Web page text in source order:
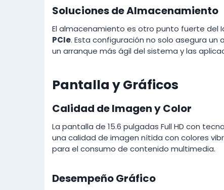
Soluciones de Almacenamiento
El almacenamiento es otro punto fuerte del
PCIe. Esta configuración no solo asegura
un arranque más ágil del sistema y las
Pantalla y Gráficos
Calidad de Imagen y Color
La pantalla de 15.6 pulgadas Full HD con
una calidad de imagen nítida con colores
para el consumo de contenido multimedia.
Desempeño Gráfico